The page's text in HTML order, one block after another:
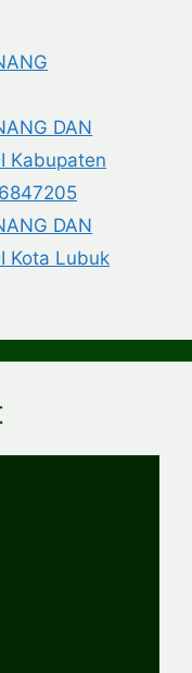
DAN
Kabupaten
DAN
Kota Lubuk